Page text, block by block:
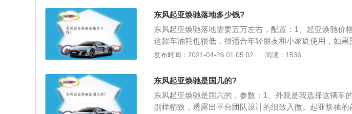
比较热门的小型车，价格方面焕驰的价格相对K2要便宜一
班族还是可以的。
东风起亚焕驰落地多少钱?
东风起亚焕驰落地需要五万左右，配置：1、起亚焕驰价
这款车油耗也很低，很适合年轻朋友和小家庭使用，如
确实是不错的选择；2、它的内饰是不错的，看起来很高
品牌中比较热门的小型车，价格方面焕驰的价格相对K2要
工薪上班族还是可以的。
发布时间：2021-04-26 01:05:02 阅读：1536
东风起亚焕驰是国几的?
东风起亚焕驰是国六的，参数：1、外观是我选择这辆车
别样精致，透露出平台团队设计的细致入微。起亚焕驰的